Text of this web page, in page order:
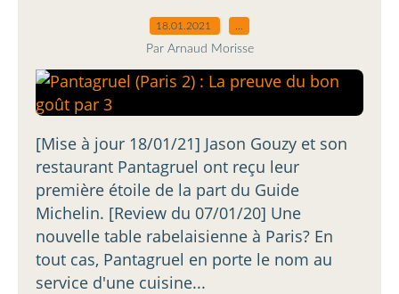
18.01.2021
Par Arnaud Morisse
[Mise à jour 18/01/21] Jason Gouzy et son
restaurant Pantagruel ont reçu leur
première étoile de la part du Guide
Michelin. [Review du 07/01/20] Une
nouvelle table rabelaisienne à Paris? En
tout cas, Pantagruel en porte le nom au
service d'une cuisine...